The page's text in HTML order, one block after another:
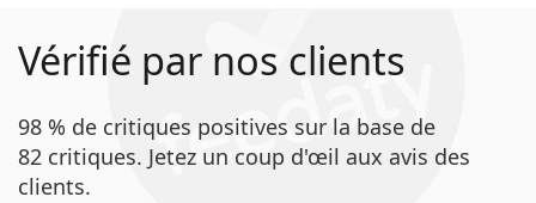
Vérifié par nos clients
98 % de critiques positives sur la base de
82 critiques. Jetez un coup d'œil aux avis des
clients.